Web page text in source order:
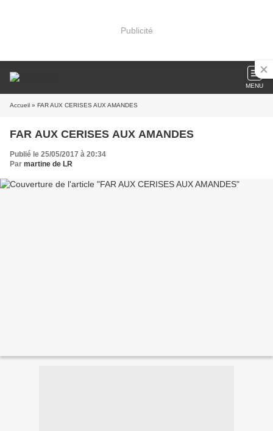
Publicité
MENU
Accueil » FAR AUX CERISES AUX AMANDES
FAR AUX CERISES AUX AMANDES
Publié le 25/05/2017 à 20:34
Par martine de LR